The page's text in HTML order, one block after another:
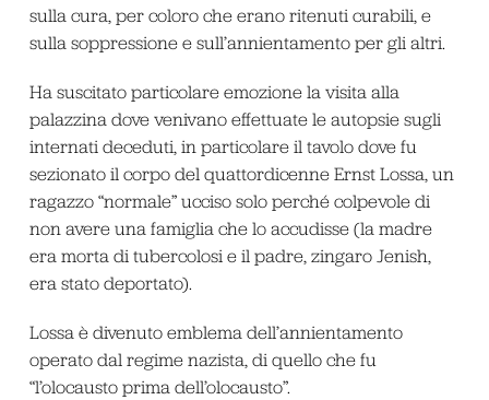
sulla cura, per coloro che erano ritenuti curabili, e
sulla soppressione e sull’annientamento per gli altri.
Ha suscitato particolare emozione la visita alla
palazzina dove venivano effettuate le autopsie sugli
internati deceduti, in particolare il tavolo dove fu
sezionato il corpo del quattordicenne Ernst Lossa, un
ragazzo “normale” ucciso solo perché colpevole di
non avere una famiglia che lo accudisse (la madre
era morta di tubercolosi e il padre, zingaro Jenish,
era stato deportato).
Lossa è divenuto emblema dell’annientamento
operato dal regime nazista, di quello che fu
“l’olocausto prima dell’olocausto”.